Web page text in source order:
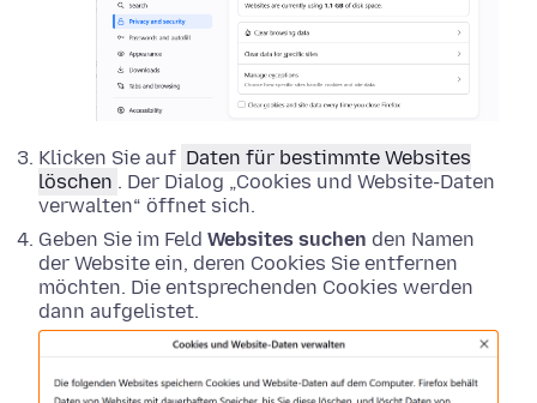
Klicken Sie auf Daten für bestimmte Websites
löschen . Der Dialog „Cookies und Website-Daten
verwalten“ öffnet sich.
Geben Sie im Feld Websites suchen den Namen
der Website ein, deren Cookies Sie entfernen
möchten. Die entsprechenden Cookies werden
dann aufgelistet.